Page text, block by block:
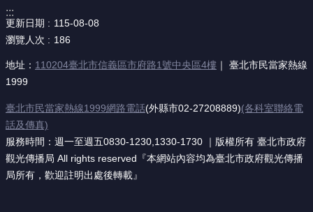
:::
更新日期
115-08-08
瀏覽人次
186
地址： 110204臺北市信義區市府路1號中央區4樓 ｜ 臺北市民當家熱線
1999
臺北市民當家熱線1999網路電話(外縣市02-27208889)(各科室聯絡電
話及傳真)
服務時間：週一至週五0830-1230,1330-1730 ｜版權所有 臺北市政府
觀光傳播局 All rights reserved『本網站內容均為臺北市政府觀光傳播
局所有，歡迎註明出處後轉載』